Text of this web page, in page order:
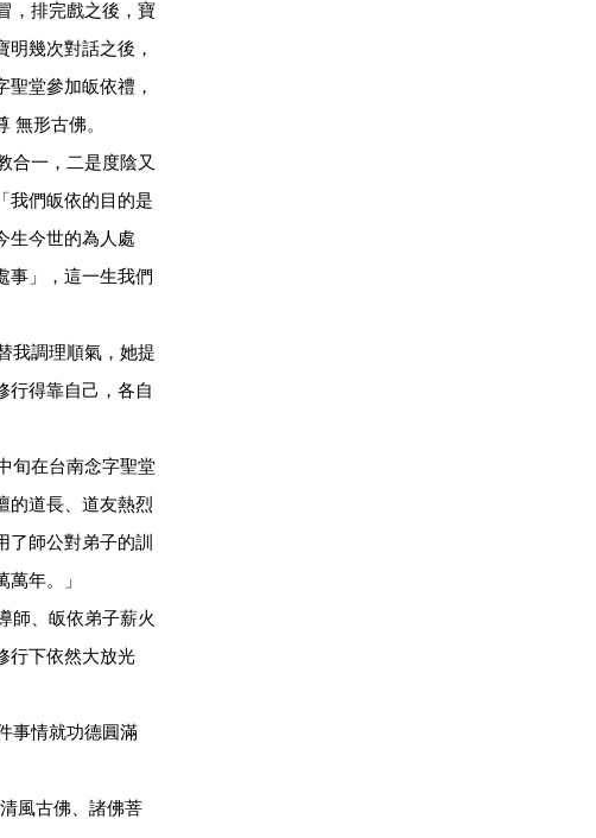
，排完戲之後，寶
幾次對話之後，
堂參加皈依禮，
無形古佛。
合一，二是度陰又
我們皈依的目的是
生今世的為人處
事」，這一生我們
調理順氣，她提
行得靠自己，各自
旬在台南念字聖堂
的道長、道友熱烈
師公對弟子的訓
年。」
師、皈依弟子薪火
行下依然大放光
事情就功德圓滿
風古佛、諸佛菩